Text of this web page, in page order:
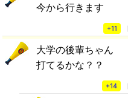
今から行きます
+11
大学の後輩ちゃん
打てるかな？？
+14